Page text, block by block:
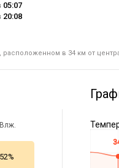
05:07
20:08
в 34 км от
Влж.
52%